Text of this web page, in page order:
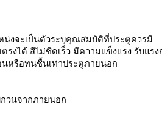
น่งจะเป็นตัวระบุคุณสมบัติที่ประตูควรมี
งได้ สีไม่ซีดเร็ว มีความแข็งแรง รับแร
หรือทนชื้นเท่าประตูภายนอก
กวนจากภายนอก